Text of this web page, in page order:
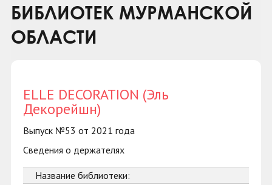
БИБЛИОТЕК МУРМАНСКОЙ
ОБЛАСТИ
ELLE DECORATION (Эль
Декорейшн)
Выпуск №53 от 2021 года
Сведения о держателях
Название библиотеки: